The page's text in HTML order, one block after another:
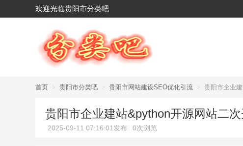
欢迎光临贵阳市分类吧
首页 > 贵阳市分类吧 > 贵阳市网站建设SEO优化引流 > 贵阳市企业
贵阳市企业建站&python开源网站二
2025-09-11 07:16:01发布 0次浏览